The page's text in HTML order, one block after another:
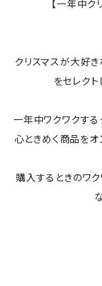
すべてのインテリア
【一年中
クリスマスが大好
をセレク
一年中ワクワクする
心ときめく商品をオ
購入するときのワ